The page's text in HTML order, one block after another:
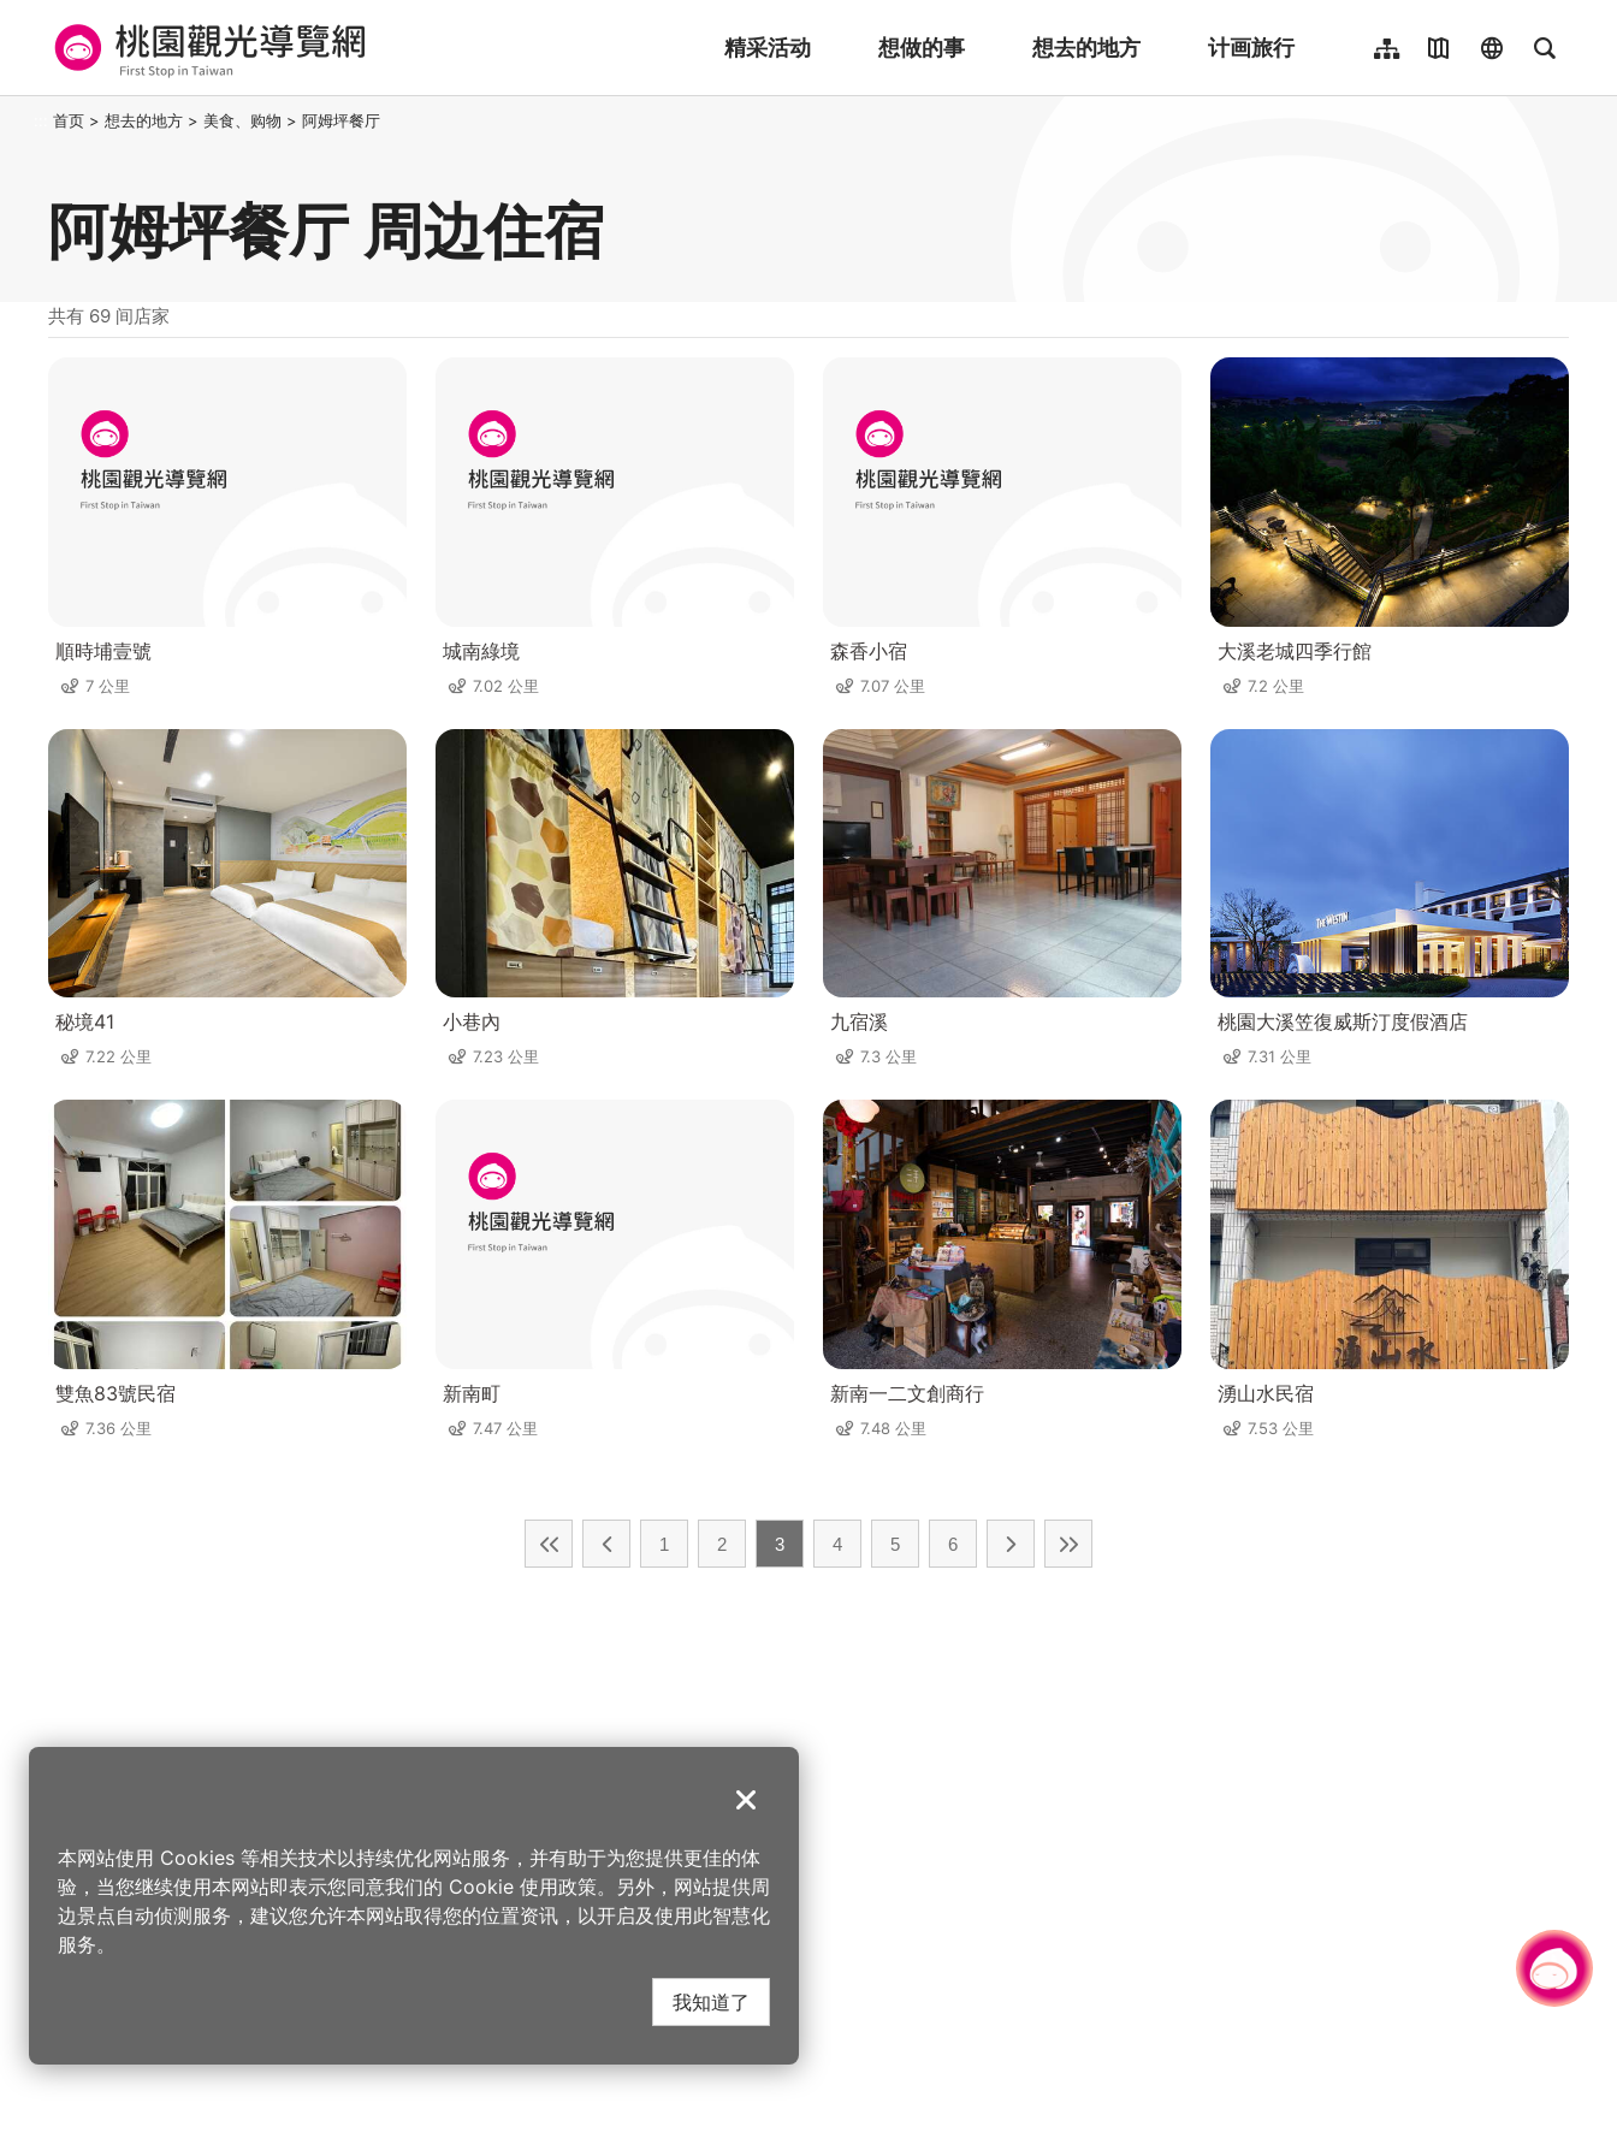
要
桃园观光导览网
精采活动 想做的事 想去的地方 计画旅行
网站导览地图导览language
Người việt nam
全文检
首页 > 想去的地方 > 美食、购物 > 阿姆坪餐厅
阿姆坪餐厅 周边住宿
共有 69 间店家
順時埔壹號
7 公里
城南綠境
7.02 公里
森香小宿
7.07 公里
大溪老城四季行館
7.2 公里
秘境41
7.22 公里
小巷內
7.23 公里
九宿溪
7.3 公里
桃園大溪笠復威斯汀度假酒店
7.31 公里
雙魚83號民宿
7.36 公里
新南町
7.47 公里
新南一二文創商行
7.48 公里
湧山水民宿
7.53 公里
1 2 3 4 5 6
关闭
本网站使用 Cookies 等相关技术以持续优化网站服务，并有助于为您提供更佳的体
验，当您继续使用本网站即表示您同意我们的 Cookie 使用政策。另外，网站提供周
边景点自动侦测服务，建议您允许本网站取得您的位置资讯，以开启及使用此智慧化
服务。
我知道了